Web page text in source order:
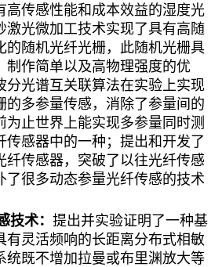
高传感性能和成本效益的湿度光
激光微加工技术实现了具有高随
的随机光纤光栅，此随机光栅具
制作简单以及高物理强度的优
分光谱互关联算法在实验上实现
的多参量传感，消除了参量间的
为止世界上能实现多参量同时测
传感器中的一种；提出和开发了
纤传感器，突破了以往光纤传感
了很多动态参量光纤传感的技术
技术： 提出并实验证明了一种基
有灵活频响的长距离分布式相敏
统既不增加拉曼或布里渊放大等